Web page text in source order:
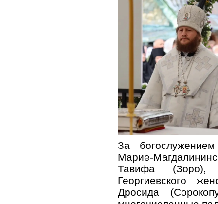
За
Марие-
Тавифа (Зоро),
Георгиевского
Дросида